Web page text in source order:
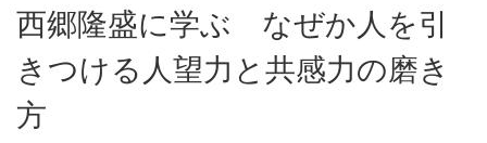
西郷隆盛に学ぶ なぜか人を引
きつける人望力と共感力の磨き
方